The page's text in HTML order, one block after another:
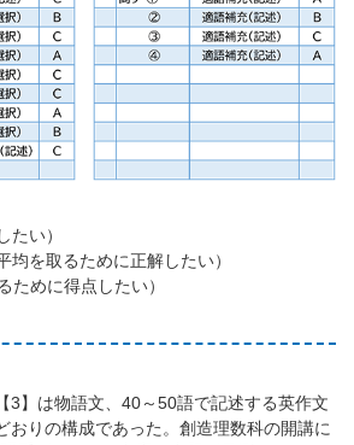
い）
を取るために正解したい）
めに得点したい）
3】は物語文、40～50語で記述する英作文
おりの構成であった。創造理数科の開講に